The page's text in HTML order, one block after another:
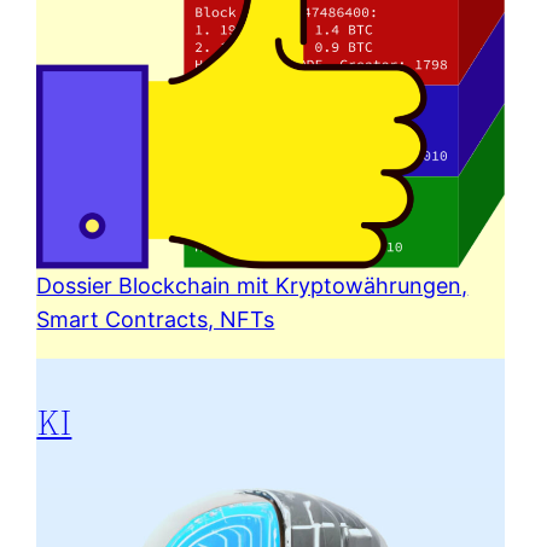
Dossier Blockchain mit Kryptowährungen,
Smart Contracts, NFTs
KI